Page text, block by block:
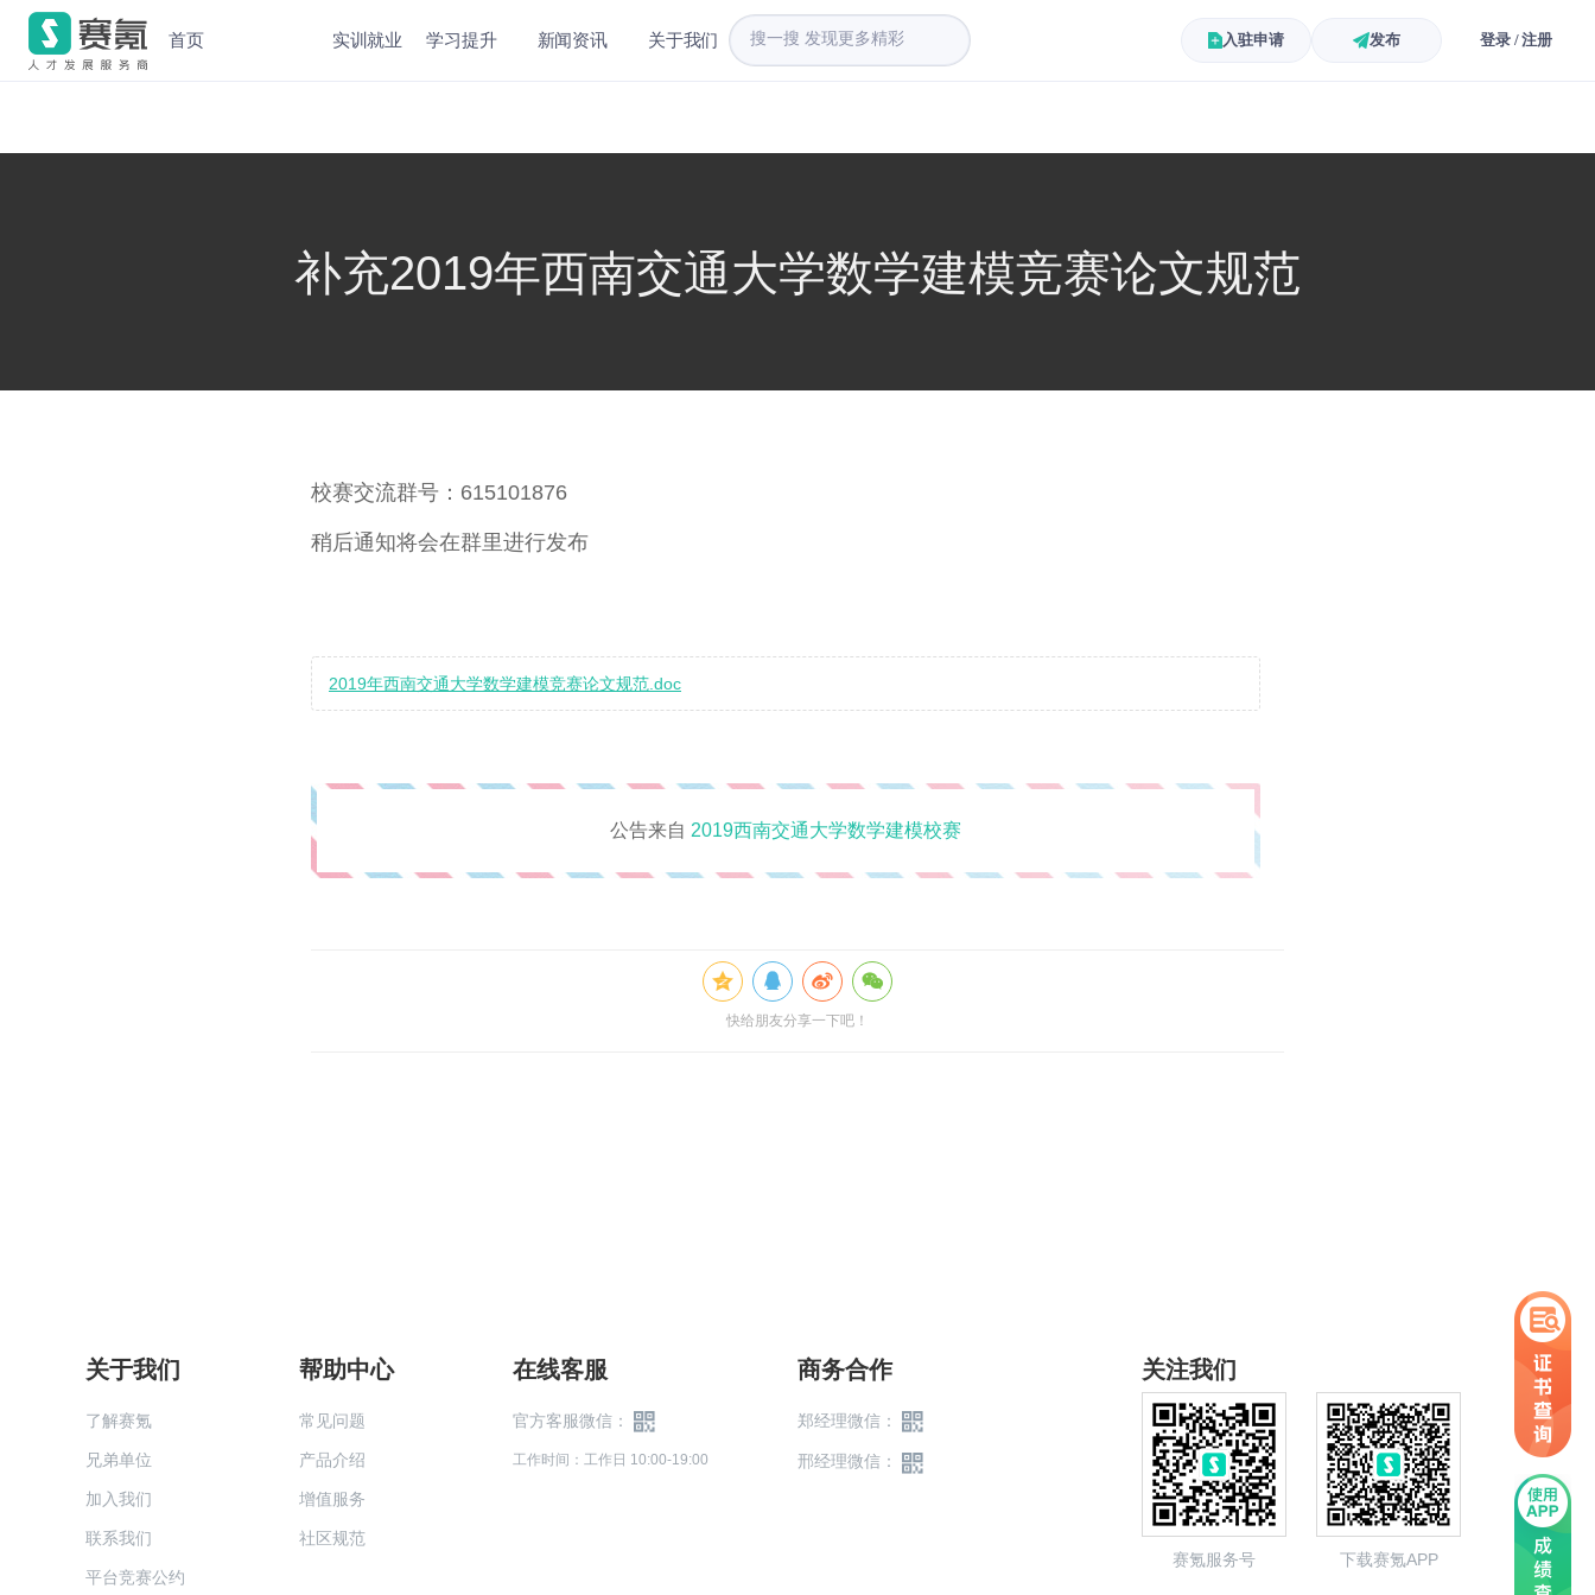
首页 实训就业 学习提升 新闻资讯 关于我们 入驻申请 发布 登录 / 注册
补充2019年西南交通大学数学建模竞赛论文规范
校赛交流群号：615101876
稍后通知将会在群里进行发布
2019年西南交通大学数学建模竞赛论文规范.doc
公告来自 2019西南交通大学数学建模校赛
快给朋友分享一下吧！
关于我们
了解赛氪
兄弟单位
加入我们
联系我们
平台竞赛公约
帮助中心
常见问题
产品介绍
增值服务
社区规范
在线客服
官方客服微信：
工作时间：工作日 10:00-19:00
商务合作
郑经理微信：
邢经理微信：
关注我们
赛氪服务号 下载赛氪APP